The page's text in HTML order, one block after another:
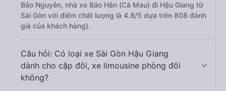
Bảo Nguyên, nhà xe Bảo Hân (Cà Mau) đi Hậu Giang từ
Sài Gòn với điểm chất lượng là 4.8/5 dựa trên 808 đánh
giá của khách hàng).
Câu hỏi: Có loại xe Sài Gòn Hậu Giang
dành cho cặp đôi, xe limousine phòng đôi
không?